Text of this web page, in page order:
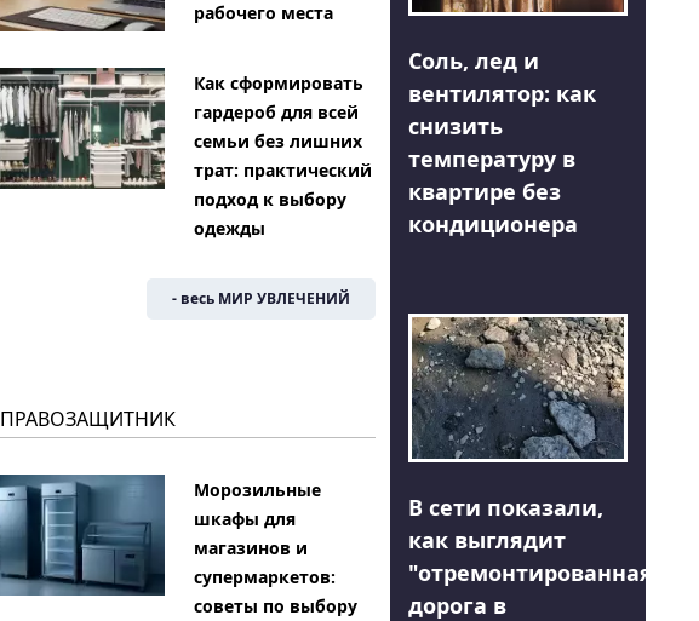
рабочего места
Как сформировать
гардероб для всей
семьи без лишних
трат: практический
подход к выбору
одежды
- весь МИР УВЛЕЧЕНИЙ
ПРАВОЗАЩИТНИК
Морозильные
шкафы для
магазинов и
супермаркетов:
советы по выбору
Соль, лед и
вентилятор: как
снизить
температуру в
квартире без
кондиционера
В сети показали,
как выглядит
"отремонтированная"
дорога в